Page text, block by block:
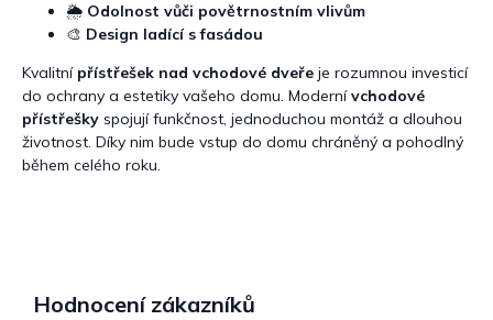
🌦️ Odolnost vůči povětrnostním vlivům
🎨 Design ladící s fasádou
Kvalitní přístřešek nad vchodové dveře je rozumnou investicí
do ochrany a estetiky vašeho domu. Modernívchodové
přístřešky spojují funkčnost, jednoduchou montáž a dlouhou
životnost. Díky nim bude vstup do domu chráněný a pohodlný
během celého roku.
Hodnocení zákazníků